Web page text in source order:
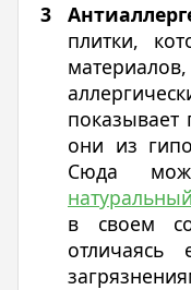
плитки,
показывает
они из
Сюда
в своем